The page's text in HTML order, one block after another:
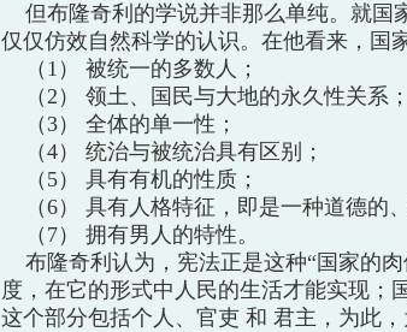
但布隆奇利的学说并非那么单纯。就国
仅仅仿效自然科学的认识。在他看来，国
（1） 被统一的多数人；
（2） 领土、国民与大地的永久性关系；
（3） 全体的单一性；
（4） 统治与被统治具有区别；
（5） 具有有机的性质；
（6） 具有人格特征，即是一种道德的
（7） 拥有男人的特性。
布隆奇利认为，宪法正是这种“国家的肉
度，在它的形式中人民的生活才能实现；
这个部分包括个人、官吏 和 君主，为此